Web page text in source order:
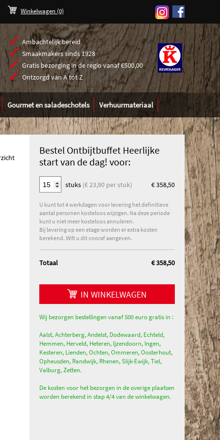
Winkelwagen (0)
Gourmet en saladeschotels Verhuurmateriaal
Ambachtelijk bereid
Smaakmakers sinds 1928
Gratis bezorging in de regio vanaf €500,00
Ontzorgd van A tot Z
\
Bestel Ontbijtbuffet Heerlijke
start van de dag! voor:
stuks (€ 23,90 per stuk) € 358,50
U kunt tot 4 werkdagen voor levering het definitieve
aantal personen kosteloos wijzigen. Na deze periode
kunt u niet meer kosteloos annuleren.
Bij levering op een etage worden er extra kosten
berekend. Wilt u dit vooraf aangeven.
Totaal € 358,50
IN WINKELWAGEN
Wij bezorgen bestellingen vanaf 500 euro gratis in :
Aalst, Achterberg, Andelst, Dodewaard, Echteld,
Hemmen, Herveld, Heteren, Ijzendoorn, Ingen,
Kesteren, Lienden, Ochten, Ommeren, Oosterhout,
Opheusden, Randwijk, Rhenen, Slijk-Ewijk, Tiel,
Valburg, Zetten.
De kosten voor het bezorgen in de overige plaatsen
worden berekend in stap 4/4 van de winkelwagen.